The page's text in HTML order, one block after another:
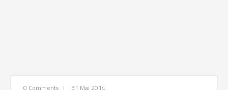
0 Comments | 31 Mai 2014